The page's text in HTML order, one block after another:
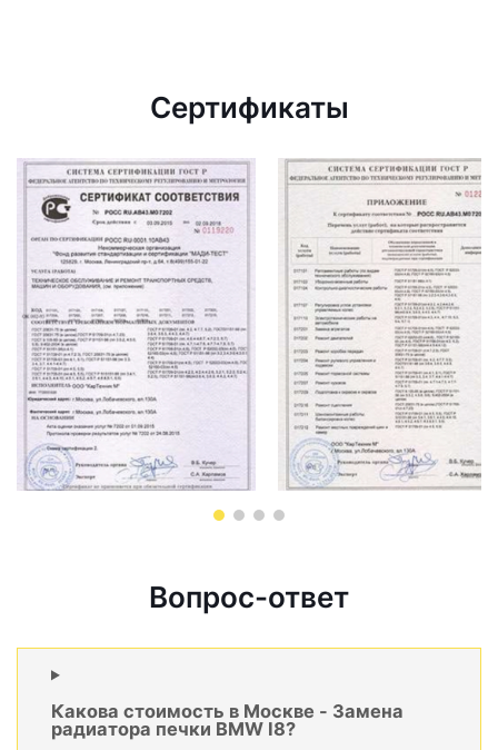
Сертификаты
Вопрос-ответ
Какова стоимость в Москве - Замена
радиатора печки BMW I8?